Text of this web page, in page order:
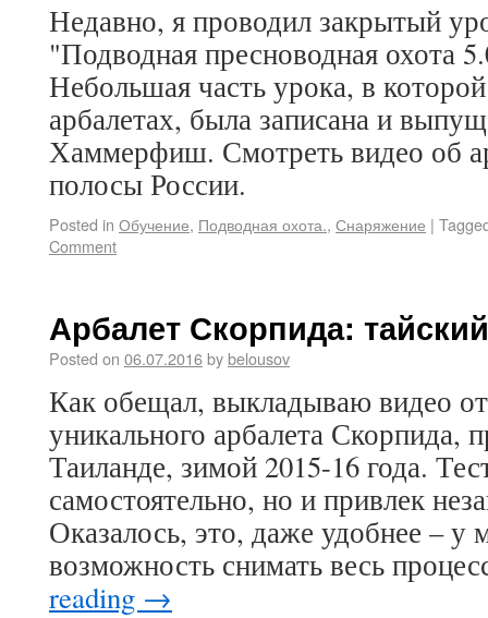
Недавно, я проводил закрытый
"Подводная пресноводная охота
Небольшая часть урока, в
арбалетах, была записана и
Хаммерфиш. Смотреть видео об
полосы России.
Posted in Обучение, Подводная охота., Снаряжение |
Comment
Арбалет Скорпида:
Posted on 06.07.2016bybelousov
Как обещал, выкладываю видео
уникального арбалета Скорпида,
Таиланде, зимой 2015-16 года.
самостоятельно, но и привлек
Оказалось, это, даже удобнее – у
возможность снимать весь
reading →